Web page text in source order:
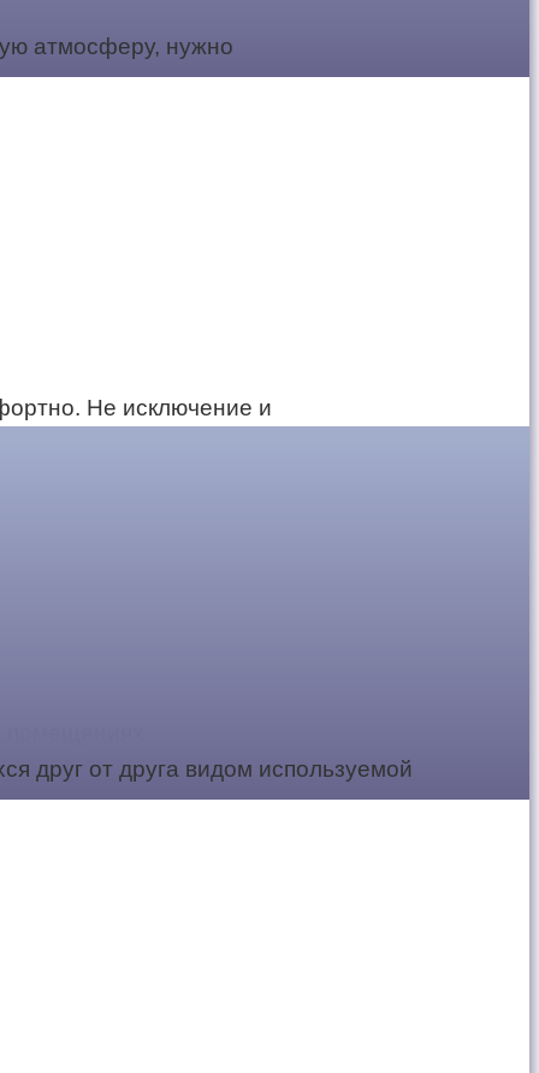
атмосферу, нужно
Не исключение и
друг от друга видом используемой